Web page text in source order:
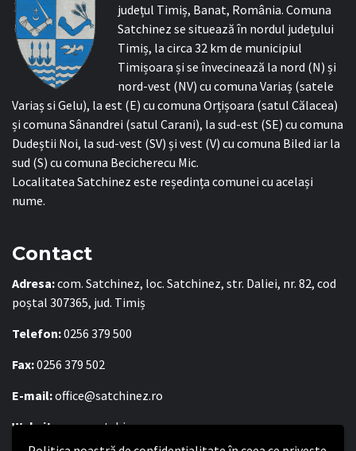
județul Timiș, Banat, România. Comuna
Satchinez se situează în nordul județului
Timiș, la circa 32 km de municipiul
Timișoara și se învecinează la nord (N) și
nord-vest (NV) cu comuna Variaș (satele
Variaș si Gelu), la est (E) cu comuna Orțișoara (satul Călacea)
și comuna Sânandrei (satul Carani), la sud-est (SE) cu comuna
Dudeștii Noi, la sud-vest (SV) și vest (V) cu comuna Biled iar la
sud (S) cu comuna Becicherecu Mic.
Localitatea Satchinez este reședința comunei cu același
nume.
Contact
Adresa:com. Satchinez, loc. Satchinez, str. Daliei, nr. 82, cod
poștal 307365, jud. Timiș
Telefon:0256 379 500
Fax:0256 379 502
E-mail:office@satchinez.ro
Website:www.satchinez.ro